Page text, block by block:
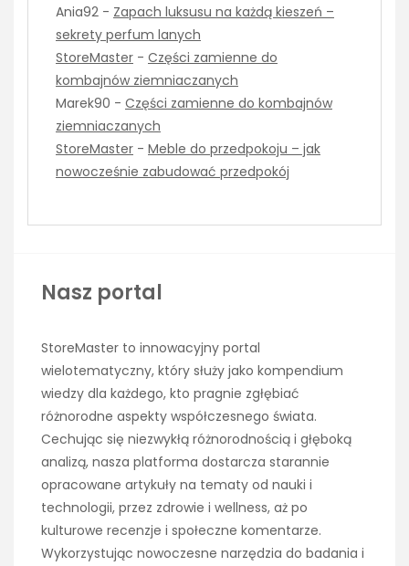
Ania92 - Zapach luksusu na każdą kieszeń –
sekrety perfum lanych
StoreMaster - Części zamienne do
kombajnów ziemniaczanych
Marek90 - Części zamienne do kombajnów
ziemniaczanych
StoreMaster - Meble do przedpokoju – jak
nowocześnie zabudować przedpokój
Nasz portal
StoreMaster to innowacyjny portal
wielotematyczny, który służy jako kompendium
wiedzy dla każdego, kto pragnie zgłębiać
różnorodne aspekty współczesnego świata.
Cechując się niezwykłą różnorodnością i głęboką
analizą, nasza platforma dostarcza starannie
opracowane artykuły na tematy od nauki i
technologii, przez zdrowie i wellness, aż po
kulturowe recenzje i społeczne komentarze.
Wykorzystując nowoczesne narzędzia do badania i